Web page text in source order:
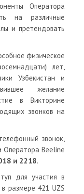
Оператора
на различные
и претендовать
физическое
лет,
Узбекистан и
желание
в Викторине
звонков на
звонок,
Оператора Beeline
и 2218.
для участия в
размере 421 UZS